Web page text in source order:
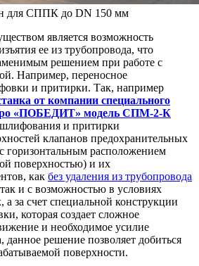
для СППК до DN 150 мм
является возможность
ее из трубопровода, что
решением при работе с
Например, переносное
и притирки. Так, например
от компании специального
«ПОБЕДИТ» модель СПМ-2-К
и притирки
клапанов предохранительных
горизонтальным расположением
поверхностью) и их
как без удаления из трубопровода
и с возможностью в условиях
за счет специальной конструкции
которая создает сложное
и необходимое усилие
данное решение позволяет добиться
поверхности.